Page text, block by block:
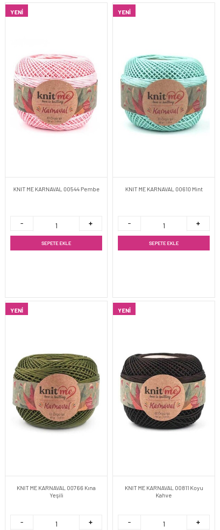
YENI
KNIT ME KARNAVAL 00544 Pembe
SEPETE EKLE
YENI
KNIT ME KARNAVAL 00610 Mint
SEPETE EKLE
YENI
KNIT ME KARNAVAL 00766 Kına
Yeşili
YENI
KNIT ME KARNAVAL 00811 Koyu
Kahve